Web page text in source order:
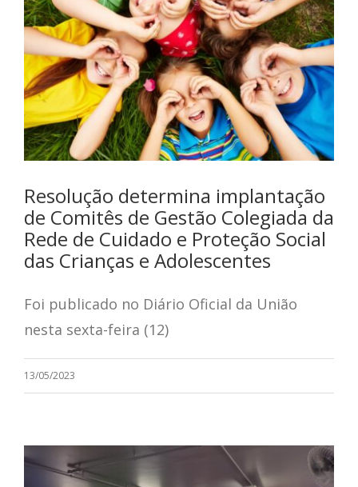
Resolução determina implantação
de Comitês de Gestão Colegiada da
Rede de Cuidado e Proteção Social
das Crianças e Adolescentes
Foi publicado no Diário Oficial da União
nesta sexta-feira (12)
13/05/2023